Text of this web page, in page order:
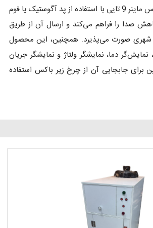
صداگیری سایلنت باکس ماینر 9 تایی با استفاده از پد آگوستیک یا فوم
درصد کاهش صدا را فراهم می‌کند و ارسال آن از طریق
شهری صورت می‌پذیرد. همچنین، این محصول
دما، نمایشگر ولتاژ و نمایشگر جریان
جابجایی آن از چرخ زیر باکس استفاده